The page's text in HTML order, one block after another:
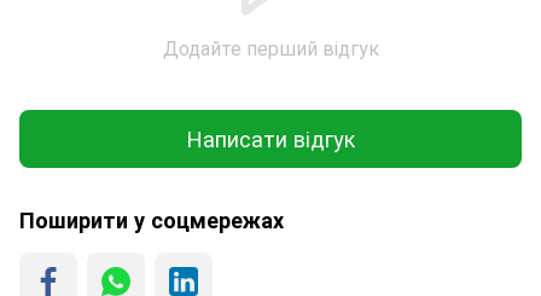
Додайте перший відгук
Написати відгук
Поширити у соцмережах